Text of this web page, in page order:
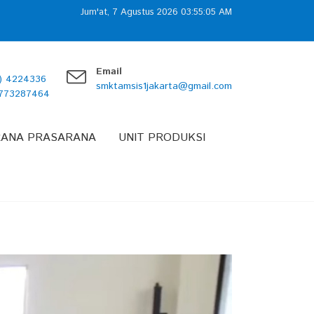
Jum'at, 7 Agustus 2026 03:55:06 AM
4224336
Email
smktamsis1jakarta@gmail.com
PRASARANA UNIT PRODUKSI